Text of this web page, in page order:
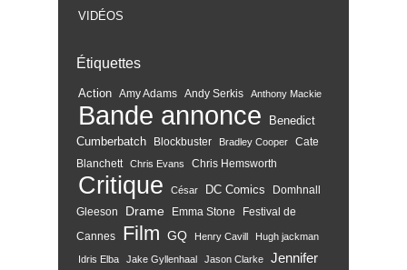
VIDÉOS
Étiquettes
Action Amy Adams Andy Serkis Anthony Mackie
Bande annonce
Benedict
Cumberbatch
Blockbuster Bradley Cooper
Cate
Blanchett
Chris Evans Chris Hemsworth
Critique César DC Comics
Domhnall
Gleeson
Drame Emma Stone
Festival de
Cannes
Film GQ Henry Cavill Hugh jackman
Idris Elba Jake Gyllenhaal Jason Clarke
Jennifer